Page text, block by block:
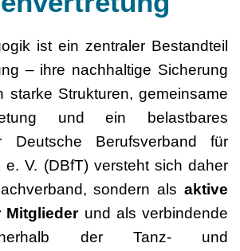
ist ein zentraler Bestandteil
– ihre nachhaltige Sicherung
starke Strukturen, gemeinsame
und ein belastbares
Deutsche Berufsverband für
e. V. (DBfT) versteht sich daher
sondern als aktive
Mitglieder und als verbindende
der Tanz- und